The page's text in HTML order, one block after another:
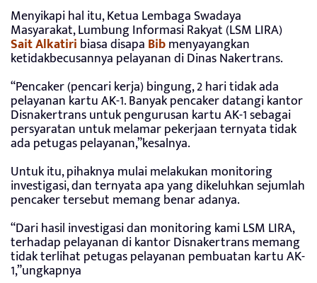
Menyikapi hal itu, Ketua Lembaga Swadaya
Masyarakat, Lumbung Informasi Rakyat (LSM LIRA)
Sait Alkatiri biasa disapa Bibmenyayangkan
ketidakbecusannya pelayanan di Dinas Nakertrans.
“Pencaker (pencari kerja) bingung, 2 hari tidak ada
pelayanan kartu AK-1. Banyak pencaker datangi kantor
Disnakertrans untuk pengurusan kartu AK-1 sebagai
persyaratan untuk melamar pekerjaan ternyata tidak
ada petugas pelayanan,”kesalnya.
Untuk itu, pihaknya mulai melakukan monitoring
investigasi, dan ternyata apa yang dikeluhkan sejumlah
pencaker tersebut memang benar adanya.
“Dari hasil investigasi dan monitoring kami LSM LIRA,
terhadap pelayanan di kantor Disnakertrans memang
tidak terlihat petugas pelayanan pembuatan kartu AK-
1,”ungkapnya